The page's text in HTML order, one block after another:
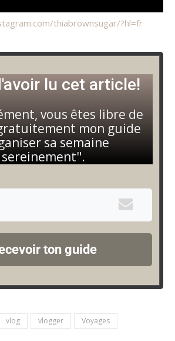
thiabrownsugar/?hl=fr
lu cet article!
vous êtes libre de
mon guide
sa semaine
sereinement".
ton guide
vlog vlogger Voyages